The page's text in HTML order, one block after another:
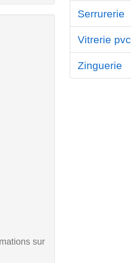
sur
Serrurerie
Vitrerie pvc
Zinguerie